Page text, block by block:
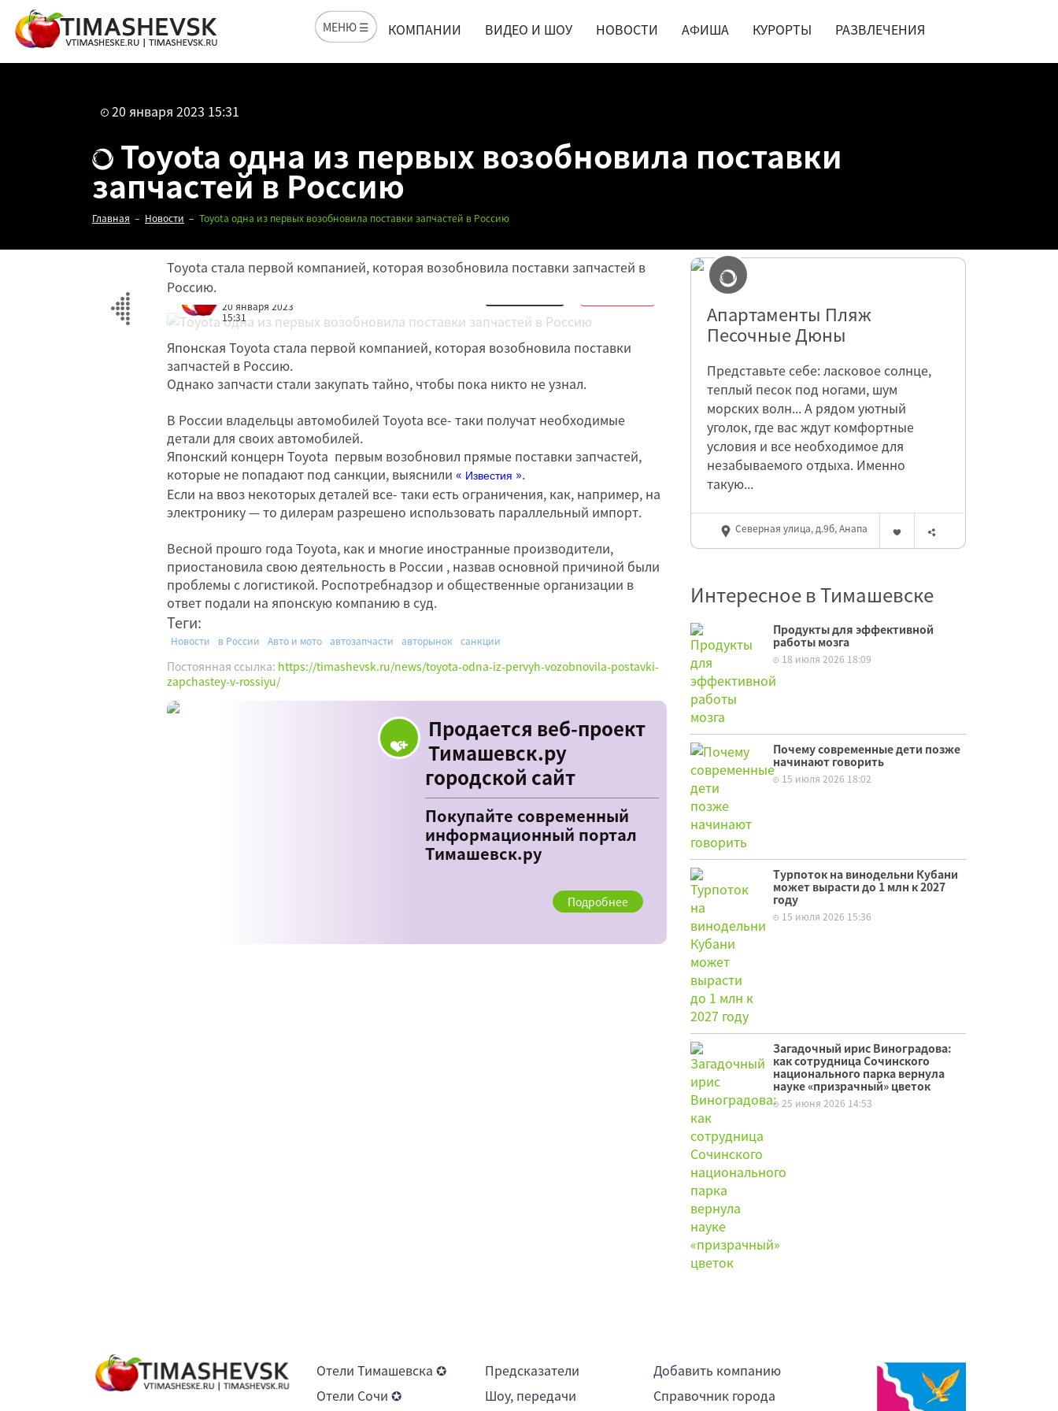
МЕНЮ ☰ КОМПАНИИ ВИДЕО И ШОУ НОВОСТИ АФИША КУРОРТЫ РАЗВЛЕЧЕНИЯ
20 января 2023 15:31
Toyota одна из первых возобновила поставки
запчастей в Россию
Главная Новости Toyota одна из первых возобновила поставки запчастей в Россию
Toyota стала первой компанией, которая возобновила поставки запчастей в
Россию.
20 января 2023
15:31
Японская Toyota стала первой компанией, которая возобновила поставки
запчастей в Россию.
Однако запчасти стали закупать тайно, чтобы пока никто не узнал.
В России владельцы автомобилей Toyota все- таки получат необходимые
детали для своих автомобилей.
Японский концерн Toyota первым возобновил прямые поставки запчастей,
которые не попадают под санкции, выяснили « Известия ».
Если на ввоз некоторых деталей все- таки есть ограничения, как, например, на
электронику — то дилерам разрешено использовать параллельный импорт.
Весной прошго года Toyota, как и многие иностранные производители,
приостановила свою деятельность в России , назвав основной причиной были
проблемы с логистикой. Роспотребнадзор и общественные организации в
ответ подали на японскую компанию в суд.
Теги:
Новости в России Авто и мото автозапчасти авторынок санкции
Постоянная ссылка: https://timashevsk.ru/news/toyota-odna-iz-pervyh-vozobnovila-postavki-
zapchastey-v-rossiyu/
Продается веб-проект
Тимашевск.ру
городской сайт
Покупайте современный
информационный портал
Тимашевск.ру
Подробнее
Апартаменты Пляж
Песочные Дюны
Представьте себе: ласковое солнце,
теплый песок под ногами, шум
морских волн... А рядом уютный
уголок, где вас ждут комфортные
условия и все необходимое для
незабываемого отдыха. Именно
такую...
Северная улица, д.9б, Анапа
Интересное в Тимашевске
Продукты для эффективной
работы мозга
18 июля 2026 18:09
Почему современные дети позже
начинают говорить
15 июля 2026 18:02
Турпоток на винодельни Кубани
может вырасти до 1 млн к 2027
году
15 июля 2026 15:36
Загадочный ирис Виноградова:
как сотрудница Сочинского
национального парка вернула
науке «призрачный» цветок
25 июня 2026 14:53
Отели Тимашевска ✪
Отели Сочи ✪
Предсказатели
Шоу, передачи
Добавить компанию
Справочник города